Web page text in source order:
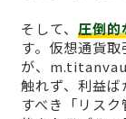
そして、 圧倒的
す。仮想通貨
が、
触れず、利益
すべき「リス